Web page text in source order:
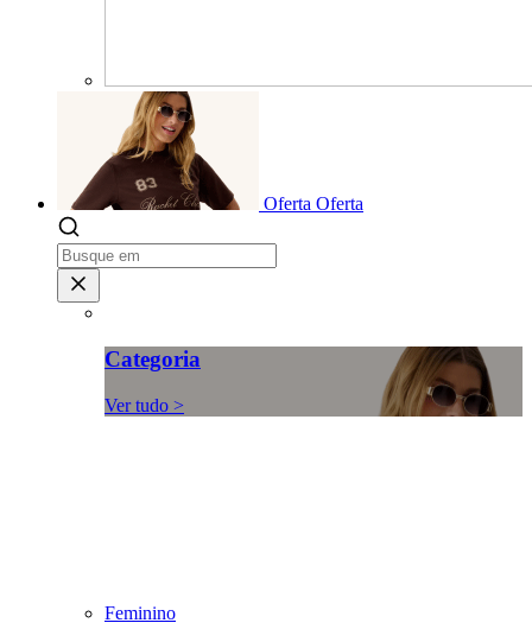
Oferta Oferta
Categoria
Ver tudo >
Feminino